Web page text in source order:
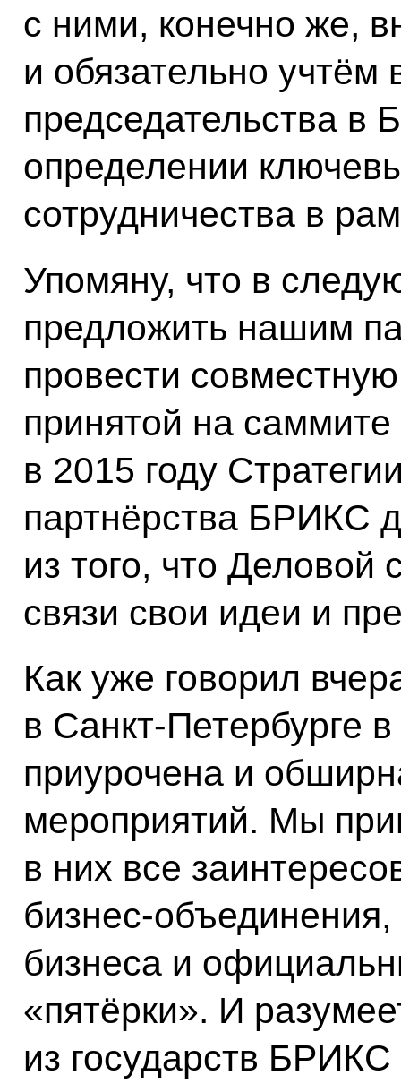
с ними, конечно же,
и обязательно учтём
председательства в
определении
сотрудничества в
Упомяну, что в
предложить нашим
провести
принятой на
в 2015 году
партнёрства БРИКС
из того, что Деловой
связи свои идеи и
Как уже говорил
в Санкт‑Петербурге
приурочена и
мероприятий. Мы
в них все
бизнеса и
«пятёрки». И
из государств